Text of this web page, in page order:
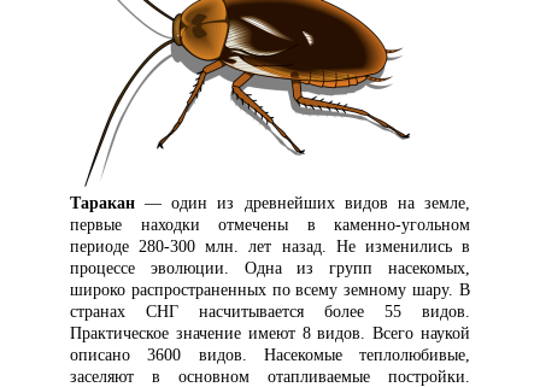
Таракан — один из древнейших видов на земле,
первые находки отмечены в каменно-угольном
периоде 280-300 млн. лет назад. Не изменились в
процессе эволюции. Одна из групп насекомых,
широко распространенных по всему земному шару. В
странах СНГ насчитывается более 55 видов.
Практическое значение имеют 8 видов. Всего наукой
описано 3600 видов. Насекомые теплолюбивые,
заселяют в основном отапливаемые постройки.